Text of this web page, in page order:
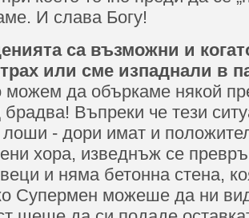
И слава Богу!
са възможни и
или сме изпаднали в
можем да объркаме някой
Въпреки че тези
лоши - дори имат и
хора, изведнъж се
и няма бетонна стена,
Супермен можеше да ни